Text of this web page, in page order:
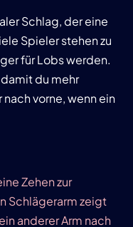
Schlag, der eine
Spieler stehen zu
für Lobs werden.
du mehr
vorne, wenn ein
Zehen zur
Schlägerarm zeigt
anderer Arm nach